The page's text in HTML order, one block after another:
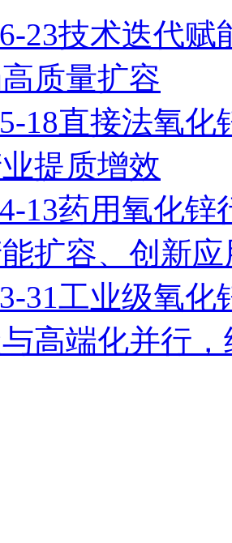
23技术迭代赋
质量扩容
18直接法氧化
提质增效
13药用氧化锌
扩容、创新
31工业级氧化
高端化并行